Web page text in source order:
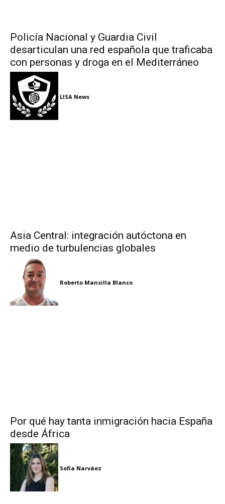
Policía Nacional y Guardia Civil
desarticulan una red española que traficaba
con personas y droga en el Mediterráneo
LISA News
Asia Central: integración autóctona en
medio de turbulencias globales
Roberto Mansilla Blanco
Por qué hay tanta inmigración hacia España
desde África
Sofia Narváez